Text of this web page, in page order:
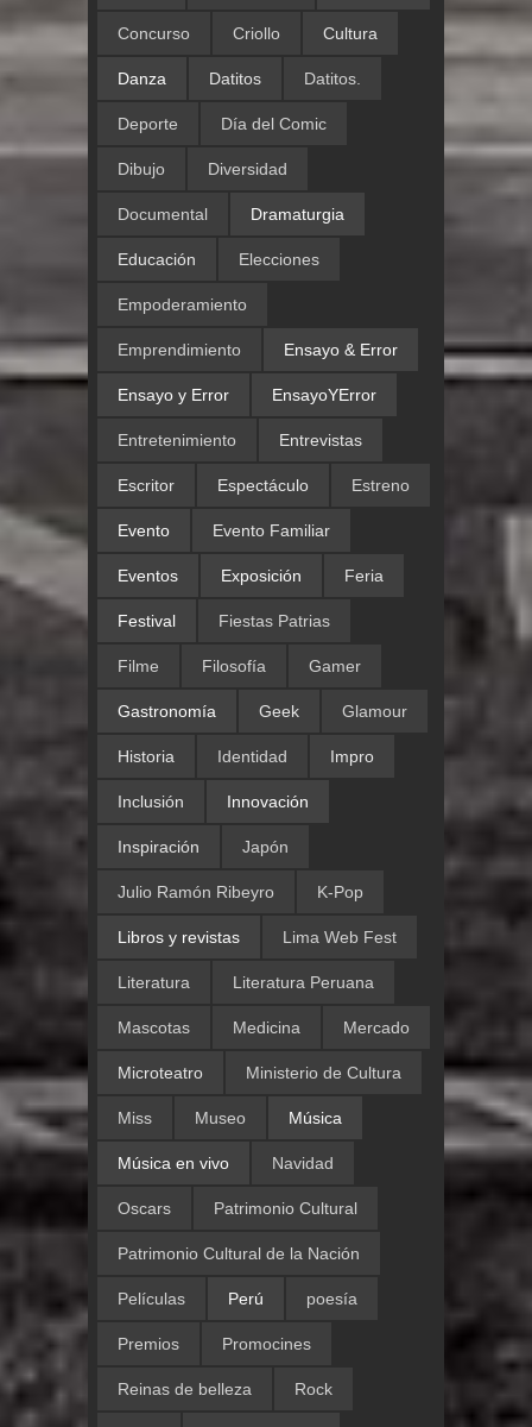
Concurso Criollo Cultura
Danza Datitos Datitos.
Deporte Día del Comic
Dibujo Diversidad
Documental Dramaturgia
Educación Elecciones
Empoderamiento
Emprendimiento Ensayo & Error
Ensayo y Error EnsayoYError
Entretenimiento Entrevistas
Escritor Espectáculo Estreno
Evento Evento Familiar
Eventos Exposición Feria
Festival Fiestas Patrias
Filme Filosofía Gamer
Gastronomía Geek Glamour
Historia Identidad Impro
Inclusión Innovación
Inspiración Japón
Julio Ramón Ribeyro K-Pop
Libros y revistas Lima Web Fest
Literatura Literatura Peruana
Mascotas Medicina Mercado
Microteatro Ministerio de Cultura
Miss Museo Música
Música en vivo Navidad
Oscars Patrimonio Cultural
Patrimonio Cultural de la Nación
Películas Perú poesía
Premios Promocines
Reinas de belleza Rock